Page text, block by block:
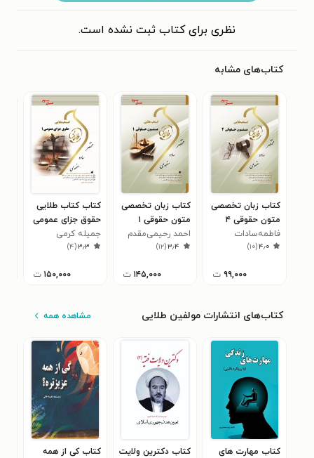
نظری برای کتاب ثبت نشده است.
کتاب‌های مشابه
کتاب زبان تخصصی
متون حقوقی ۴
(نسل سوم)
فاطمه‌سادات
هاشمی
۴٫۰(۱۰)
۹۹,۰۰۰ ت
کتاب زبان تخصصی
متون حقوقی ۱
(نسل سوم)
احمد رحیمی‌مقدم
۳٫۴(۱۲)
۱۴۵,۰۰۰ ت
کتاب کتاب طلایی
حقوق جزای عمومی
۱ (نسل سوم)جمیله کرمی
۳٫۳(۴)
۱۵۰,۰۰۰ ت
کتاب‌های انتشارات مولفین طلایی مشاهده همه
کتاب مهارت های
کتاب دکترین ولایت
کتاب کی از همه